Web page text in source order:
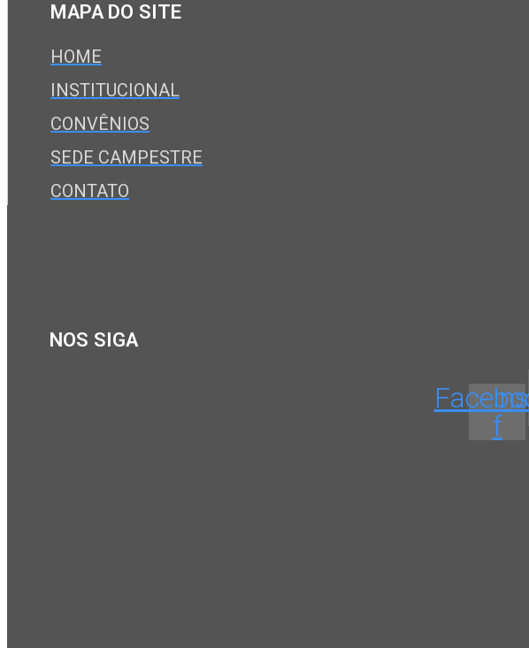
MAPA DO SITE
HOME
INSTITUCIONAL
CONVÊNIOS
SEDE CAMPESTRE
CONTATO
NOS SIGA
f